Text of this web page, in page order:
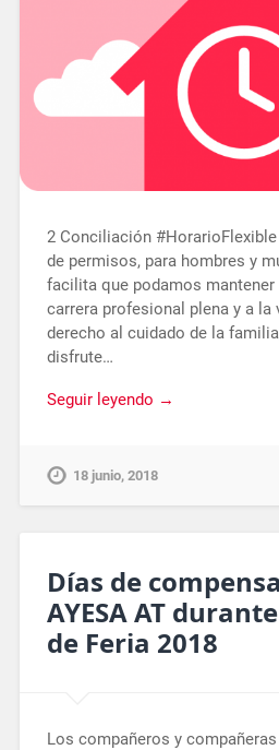
2 Conciliación #HorarioFlexible
de permisos, para hombres y
facilita que podamos
carrera profesional plena y a la
derecho al cuidado de la
disfrute…
Seguir leyendo →
18 junio, 2018
Días de
AYESA AT
de Feria 2018
Los compañeros y